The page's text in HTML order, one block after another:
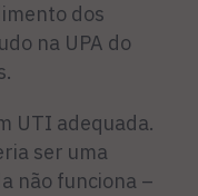
dos
na UPA do
UTI adequada.
ser uma
não funciona –